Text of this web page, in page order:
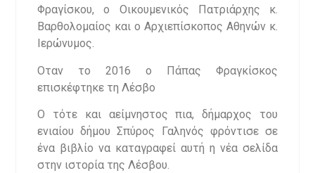
Φραγίσκου, ο Οικουμενικός Πατριάρχης κ.
Βαρθολομαίος και ο Αρχιεπίσκοπος Αθηνών κ.
Ιερώνυμος.
Οταν το 2016 ο Πάπας Φραγκίσκος
επισκέφτηκε τη Λέσβο
Ο τότε και αείμνηστος πια, δήμαρχος του
ενιαίου δήμου Σπύρος Γαληνός φρόντισε σε
ένα βιβλίο να καταγραφεί αυτή η νέα σελίδα
στην ιστορία της Λέσβου.